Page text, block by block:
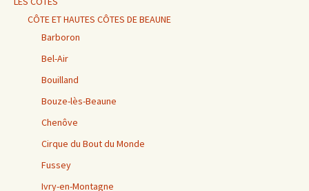
CÔTE ET HAUTES CÔTES DE BEAUNE
Barboron
Bel-Air
Bouilland
Bouze-lès-Beaune
Chenôve
Cirque du Bout du Monde
Fussey
Ivry-en-Montagne